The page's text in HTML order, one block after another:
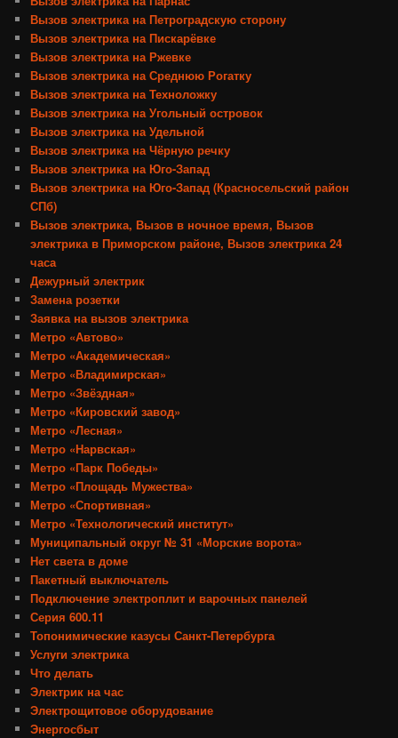
Вызов электрика на Петроградскую сторону
Вызов электрика на Пискарёвке
Вызов электрика на Ржевке
Вызов электрика на Среднюю Рогатку
Вызов электрика на Техноложку
Вызов электрика на Угольный островок
Вызов электрика на Удельной
Вызов электрика на Чёрную речку
Вызов электрика на Юго-Запад
Вызов электрика на Юго-Запад (Красносельский район
СПб)
Вызов электрика, Вызов в ночное время, Вызов
электрика в Приморском районе, Вызов электрика 24
часа
Дежурный электрик
Замена розетки
Заявка на вызов электрика
Метро «Автово»
Метро «Академическая»
Метро «Владимирская»
Метро «Звёздная»
Метро «Кировский завод»
Метро «Лесная»
Метро «Нарвская»
Метро «Парк Победы»
Метро «Площадь Мужества»
Метро «Спортивная»
Метро «Технологический институт»
Муниципальный округ № 31 «Морские ворота»
Нет света в доме
Пакетный выключатель
Подключение электроплит и варочных панелей
Серия 600.11
Топонимические казусы Санкт-Петербурга
Услуги электрика
Что делать
Электрик на час
Электрощитовое оборудование
Энергосбыт